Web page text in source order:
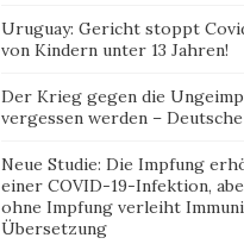
Uruguay: Gericht stoppt
von Kindern unter 13 Jahren!
Der Krieg gegen die
vergessen werden –
Neue Studie: Die Impfung
einer COVID-19-Infektion,
ohne Impfung verleiht
Übersetzung